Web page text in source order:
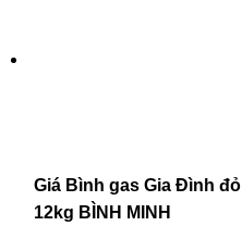
Giá Bình gas Gia Đình đỏ
12kg BÌNH MINH